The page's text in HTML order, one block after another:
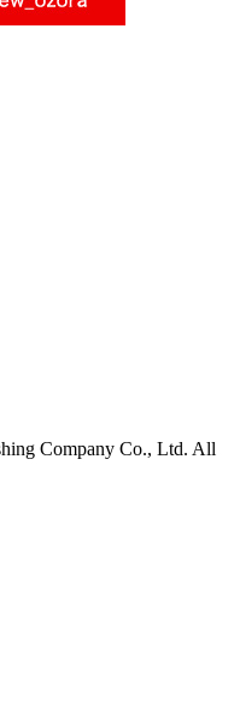
Company Co., Ltd. All